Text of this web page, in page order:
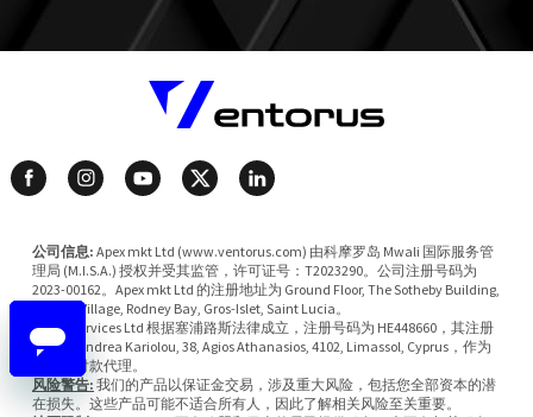
公司信息: Apex mkt Ltd (www.ventorus.com) 由科摩罗岛 Mwali 国际服务管
理局 (M.I.S.A.) 授权并受其监管，许可证号：T2023290。公司注册号码为
2023-00162。Apex mkt Ltd 的注册地址为 Ground Floor, The Sotheby Building,
Rodney Village, Rodney Bay, Gros-Islet, Saint Lucia。
Valsia Services Ltd 根据塞浦路斯法律成立，注册号码为 HE448660，其注册
地址为 Andrea Kariolou, 38, Agios Athanasios, 4102, Limassol, Cyprus，作为
公司的付款代理。
风险警告: 我们的产品以保证金交易，涉及重大风险，包括您全部资本的潜
在损失。这些产品可能不适合所有人，因此了解相关风险至关重要。